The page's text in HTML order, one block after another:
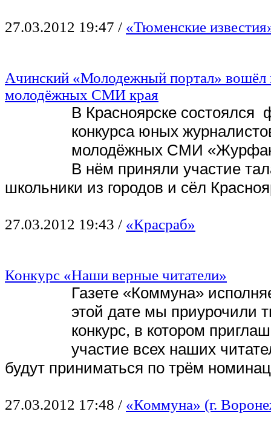
27.03.2012 19:47 / «Тюменские
Ачинский «Молодежный портал» вошёл
молодёжных СМИ края
В Красноярске состоялся
конкурса юных
молодёжных СМИ
В нём приняли участие
школьники из городов и сёл
27.03.2012 19:43 / «Красраб»
Конкурс «Наши верные читатели»
Газете «Коммуна»
этой дате мы приурочили
конкурс, в котором
участие всех наших
будут приниматься по трём
27.03.2012 17:48 / «Коммуна» (г.